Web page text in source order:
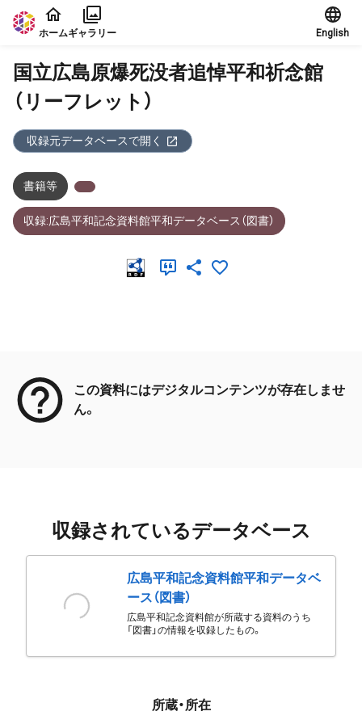
本文に飛ぶ
ホームギャラリー English
国立広島原爆死没者追悼平和祈念館
（リーフレット）
収録元データベースで開く
書籍等
収録:広島平和記念資料館平和データベース（図書）
この資料にはデジタルコンテンツが存在しませ
ん。
収録されているデータベース
広島平和記念資料館平和データベ
ース（図書）
広島平和記念資料館が所蔵する資料のうち
「図書」の情報を収録したもの。
所蔵・所在